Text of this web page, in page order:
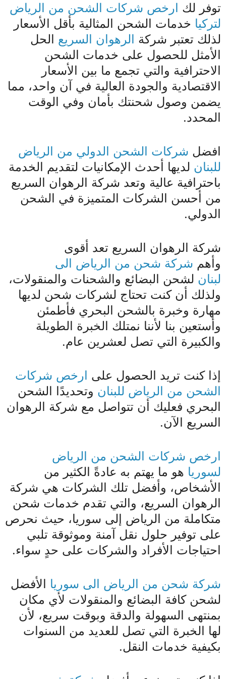
توفر لك ارخص شركات الشحن من الرياض
لتركيا خدمات الشحن المثالية بأقل الأسعار
لذلك تعتبر شركة الرهوان السريع الحل
الأمثل للحصول على خدمات الشحن
الاحترافية والتي تجمع ما بين الأسعار
الاقتصادية والجودة العالية في آن واحد، مما
يضمن وصول شحنتك بأمان وفي الوقت
المحدد.
افضل شركات الشحن الدولي من الرياض
للبنان لديها أحدث الإمكانيات لتقديم الخدمة
باحترافية عالية وتعد شركة الرهوان السريع
من أحسن الشركات المتميزة في الشحن
الدولي.
شركة الرهوان السريع تعد أقوى
وأهم شركة شحن من الرياض الى
لبنان لشحن البضائع والشحنات والمنقولات،
ولذلك أن كنت تحتاج لشركات شحن لديها
مهارة وخبرة بالشحن البحري فأطمئن
وأستعين بنا لأننا نمتلك الخبرة الطويلة
والكبيرة التي تصل لعشرين عام.
إذا كنت تريد الحصول على ارخص شركات
الشحن من الرياض للبنان وتحديدًا الشحن
البحري فعليك أن تتواصل مع شركة الرهوان
السريع الآن.
ارخص شركات الشحن من الرياض
لسوريا هو ما يهتم به عادةً الكثير من
الأشخاص، وأفضل تلك الشركات هي شركة
الرهوان السريع، والتي تقدم خدمات شحن
متكاملة من الرياض إلى سوريا، حيث نحرص
على توفير حلول نقل آمنة وموثوقة تلبي
احتياجات الأفراد والشركات على حدٍ سواء.
شركة شحن من الرياض الى سوريا الأفضل
لشحن كافة البضائع والمنقولات لأي مكان
بمنتهى السهولة والدقة وبوقت سريع، لأن
لها الخبرة التي تصل للعديد من السنوات
بكيفية خدمات النقل.